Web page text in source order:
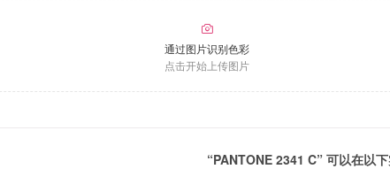
通过图片识别色彩
点击开始上传图片
“PANTONE 2341 C” 可以在以